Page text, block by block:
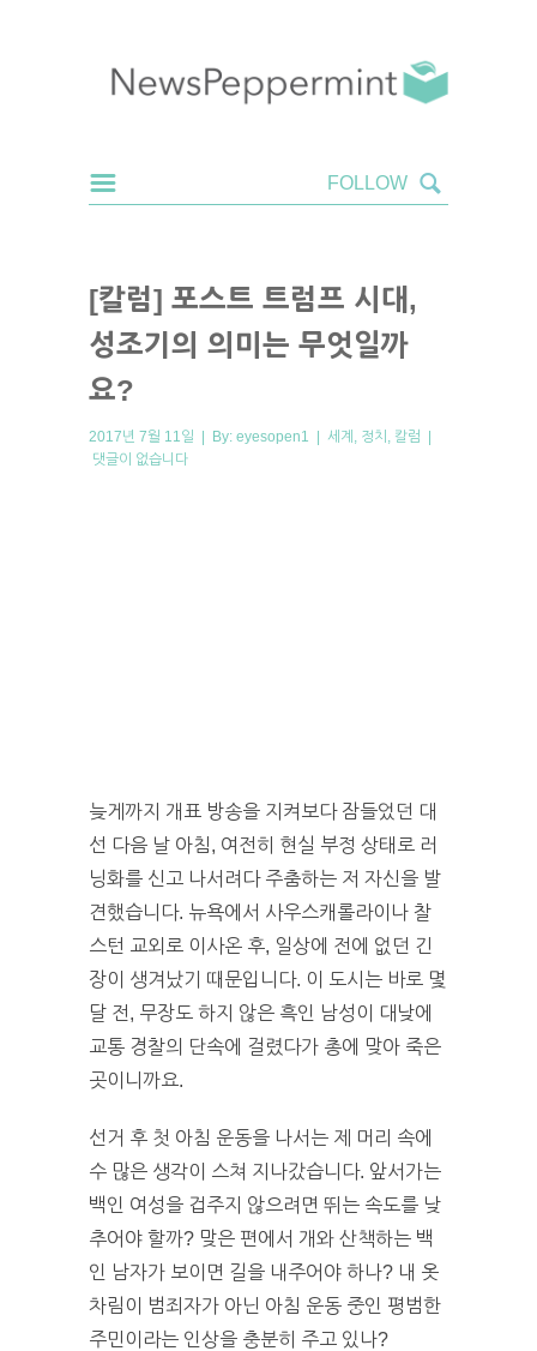
[칼럼] 포스트 트럼프 시대,
성조기의 의미는 무엇일까
요?
2017년 7월 11일 | By: eyesopen1 | 세계 정치 칼럼 |
댓글이 없습니다
늦게까지 개표 방송을 지켜보다 잠들었던 대
선 다음 날 아침, 여전히 현실 부정 상태로 러
닝화를 신고 나서려다 주춤하는 저 자신을 발
견했습니다. 뉴욕에서 사우스캐롤라이나 찰
스턴 교외로 이사온 후, 일상에 전에 없던 긴
장이 생겨났기 때문입니다. 이 도시는 바로 몇
달 전, 무장도 하지 않은 흑인 남성이 대낮에
교통 경찰의 단속에 걸렸다가 총에 맞아 죽은
곳이니까요.
선거 후 첫 아침 운동을 나서는 제 머리 속에
수 많은 생각이 스쳐 지나갔습니다. 앞서가는
백인 여성을 겁주지 않으려면 뛰는 속도를 낮
추어야 할까? 맞은 편에서 개와 산책하는 백
인 남자가 보이면 길을 내주어야 하나? 내 옷
차림이 범죄자가 아닌 아침 운동 중인 평범한
주민이라는 인상을 충분히 주고 있나?